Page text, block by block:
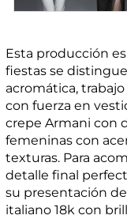
Esta producción
fiestas se
acromática,
con fuerza en
crepe Armani con
femeninas con
texturas. Para
detalle final
su presentación
italiano 18k con